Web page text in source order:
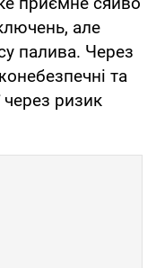
але
палива. Через
та
через ризик